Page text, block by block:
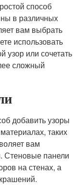
способ
в различных
вам выбрать
использовать
узор или сочетать
сложный
добавить узоры
таких
вам
Стеновые панели
на стенах, а